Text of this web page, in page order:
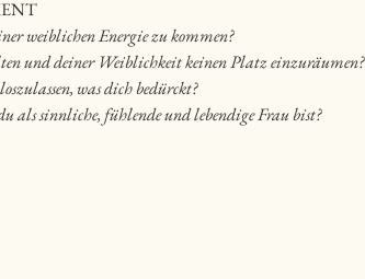
weiblichen Energie zu kommen?
und deiner Weiblichkeit keinen Platz einzuräumen?
was dich bedürckt?
als sinnliche, fühlende und lebendige Frau bist?